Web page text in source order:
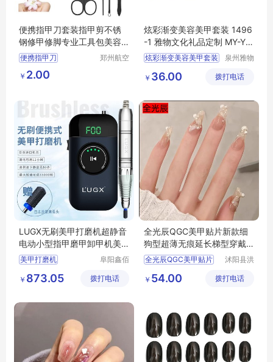
便携指甲刀套装指甲剪不锈
钢修甲修脚专业工具包美容
美甲印字logo
便携指甲刀
指甲剪不锈钢
修甲修脚专业工具
郑州航空
￥ 2.00
炫彩渐变美容美甲套装 1496
-1 雅物文化礼品定制 MY-YH
GM-L5-04
炫彩渐变美容美甲套装
礼品定制 MY
YHGM
泉州雅物
公司
￥ 36.00 拨打电话
LUGX无刷美甲打磨机超静音
电动小型指甲磨甲卸甲机美
甲店
美甲打磨机
打磨机
卸甲机
阜阳鑫佰
限公司
￥ 873.05 拨打电话
全光辰QGC美甲贴片新款细
狗型超薄无痕延长梯型穿戴
式透明磨砂专用
全光辰QGC美甲贴片
QGC美甲贴片
沭阳县洪
￥ 54.00 拨打电话